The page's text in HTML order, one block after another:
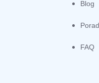
Blog
FAQ